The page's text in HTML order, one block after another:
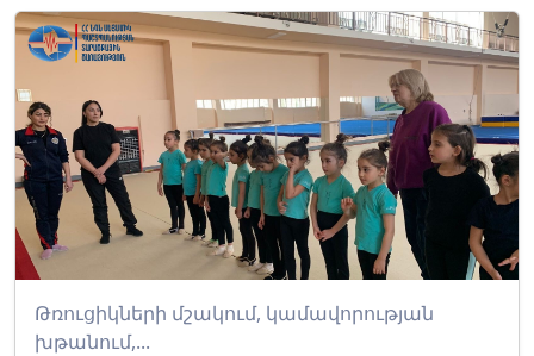
Թռուցիկների մշակում, կամավորության
խթանում,...